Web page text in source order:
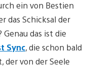
ein von Bestien
das Schicksal der
das ist die
Sync, die schon bald
von der Seele